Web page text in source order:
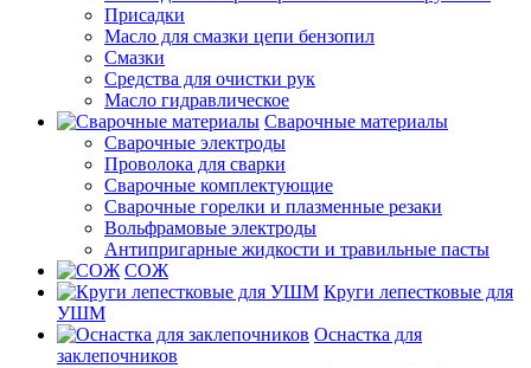
Присадки
Масло для смазки цепи бензопил
Смазки
Средства для очистки рук
Масло гидравлическое
Сварочные материалы
Сварочные электроды
Проволока для сварки
Сварочные комплектующие
Сварочные горелки и плазменные резаки
Вольфрамовые электроды
Антипригарные жидкости и травильные пасты
СОЖ
Круги лепестковые для
УШМ
Оснастка для
заклепочников